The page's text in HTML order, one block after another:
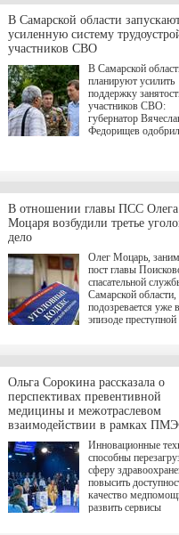
В Самарской области
усиленную систему
участников СВО
В Самарской
планируют усилить
поддержку
участников СВО:
губернатор
Федорищев
на трудоустройство
спокойную
мирной жизни.
В отношении главы ПСС Олега
Моцаря возбудили третье
дело
Олег Моцарь,
пост главы
спасательной
Самарской области,
подозревается уже
эпизоде преступной
а сам он
Ольга Сорокина рассказала о
перспективах превентивной
медицины и межотраслевом
взаимодействии в рамках
Инновационные
способны
сферу
повысить
качество
развить сервисы